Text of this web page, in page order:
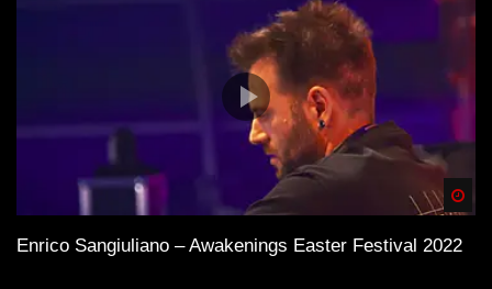
Enrico Sangiuliano – Awakenings Easter Festival 2022